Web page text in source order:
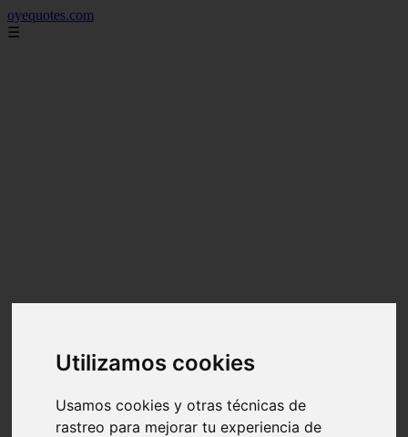
Utilizamos cookies
Usamos cookies y otras técnicas de
rastreo para mejorar tu experiencia de
oyequotes.com
☰